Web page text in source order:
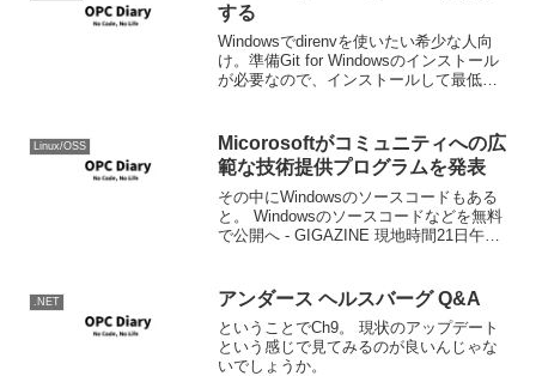
する
Windowsでdirenvを使いたい希少な人向
け。準備Git for Windowsのインストール
が必要なので、インストールして最低限
に以下を...
Linux/OSS
Micorosoftがコミュニティへの広
範な技術提供プログラムを発表
その中にWindowsのソースコードもある
と。 Windowsのソースコードなどを無料
で公開へ - GIGAZINE 現地時間21日午前8
news記事 ...
.NET アンダース ヘルスバーグ Q&A
ということでCh9。 現状のアップデート
という感じで見てみるのが良いんじゃな
いでしょうか。